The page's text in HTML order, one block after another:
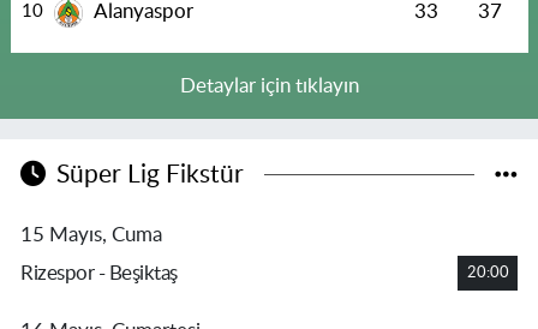
10 Alanyaspor 33 37
Detaylar için tıklayın
Süper Lig Fikstür
15 Mayıs, Cuma
Rizespor - Beşiktaş
20:00